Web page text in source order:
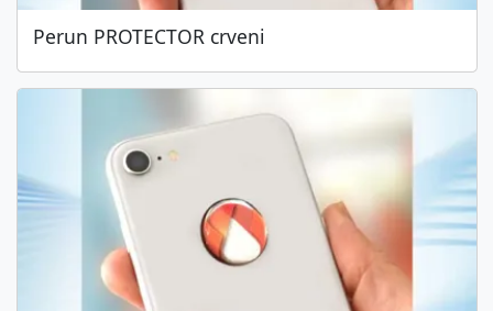
Perun PROTECTOR crveni